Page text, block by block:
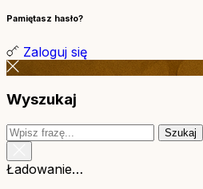
Pamiętasz hasło?
Zaloguj się
Wyszukaj
Szukaj
Ładowanie…